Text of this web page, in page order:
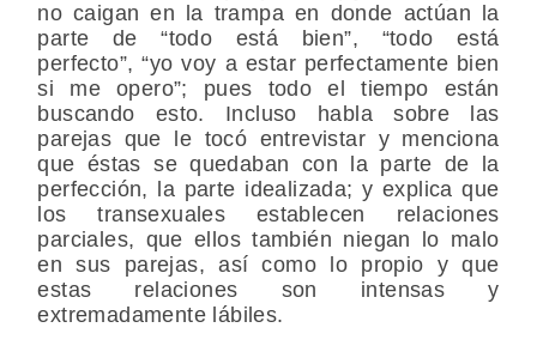
no caigan en la trampa en donde actúan la
parte de “todo está bien”, “todo está
perfecto”, “yo voy a estar perfectamente bien
si me opero”; pues todo el tiempo están
buscando esto. Incluso habla sobre las
parejas que le tocó entrevistar y menciona
que éstas se quedaban con la parte de la
perfección, la parte idealizada; y explica que
los transexuales establecen relaciones
parciales, que ellos también niegan lo malo
en sus parejas, así como lo propio y que
estas relaciones son intensas y
extremadamente lábiles.